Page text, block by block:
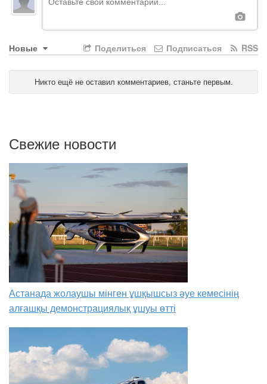
Новые RSS
Подписаться
Поделиться
Никто ещё не оставил комментариев, станьте первым.
Свежие новости
Астанада жолаушы мінген ұшқышсыз әуе кемесінің
алғашқы демонстрациялық ұшуы өтті